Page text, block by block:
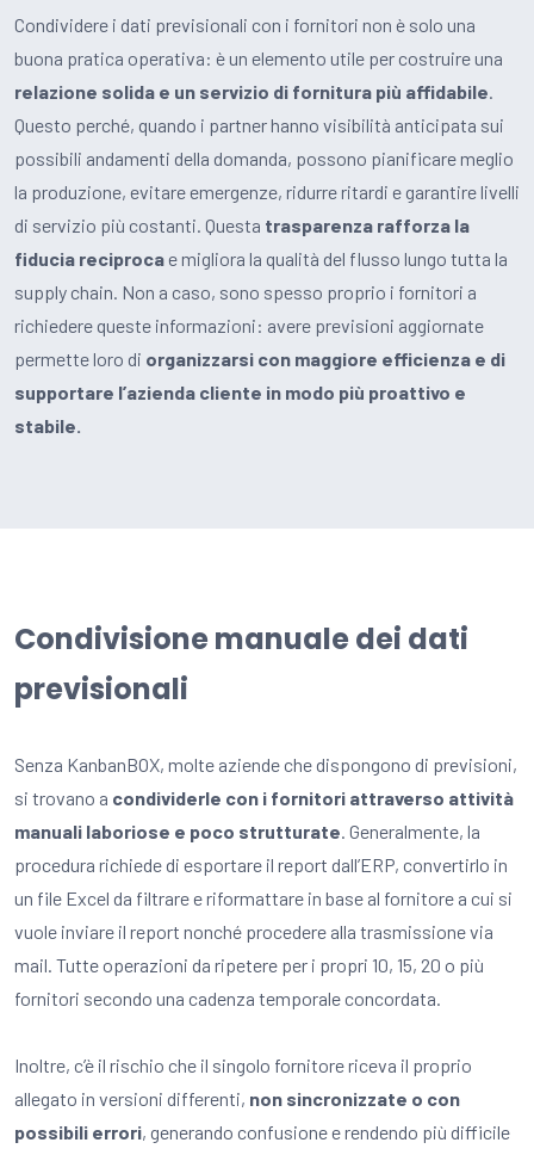
Condividere i dati previsionali con i fornitori non è solo una
buona pratica operativa: è un elemento utile per costruire una
relazione solida e un servizio di fornitura più affidabile.
Questo perché, quando i partner hanno visibilità anticipata sui
possibili andamenti della domanda, possono pianificare meglio
la produzione, evitare emergenze, ridurre ritardi e garantire livelli
di servizio più costanti. Questa trasparenza rafforza la
fiducia reciprocae migliora la qualità del flusso lungo tutta la
supply chain. Non a caso, sono spesso proprio i fornitori a
richiedere queste informazioni: avere previsioni aggiornate
permette loro di organizzarsi con maggiore efficienza e di
supportare l’azienda cliente in modo più proattivo e
stabile.
Condivisione manuale dei dati
previsionali
Senza KanbanBOX, molte aziende che dispongono di previsioni,
si trovano a condividerle con i fornitori attraverso attività
manuali laboriose e poco strutturate. Generalmente, la
procedura richiede di esportare il report dall’ERP, convertirlo in
un file Excel da filtrare e riformattare in base al fornitore a cui si
vuole inviare il report nonché procedere alla trasmissione via
mail. Tutte operazioni da ripetere per i propri 10, 15, 20 o più
fornitori secondo una cadenza temporale concordata.
Inoltre, c’è il rischio che il singolo fornitore riceva il proprio
allegato in versioni differenti, non sincronizzate o con
possibili errori, generando confusione e rendendo più difficile